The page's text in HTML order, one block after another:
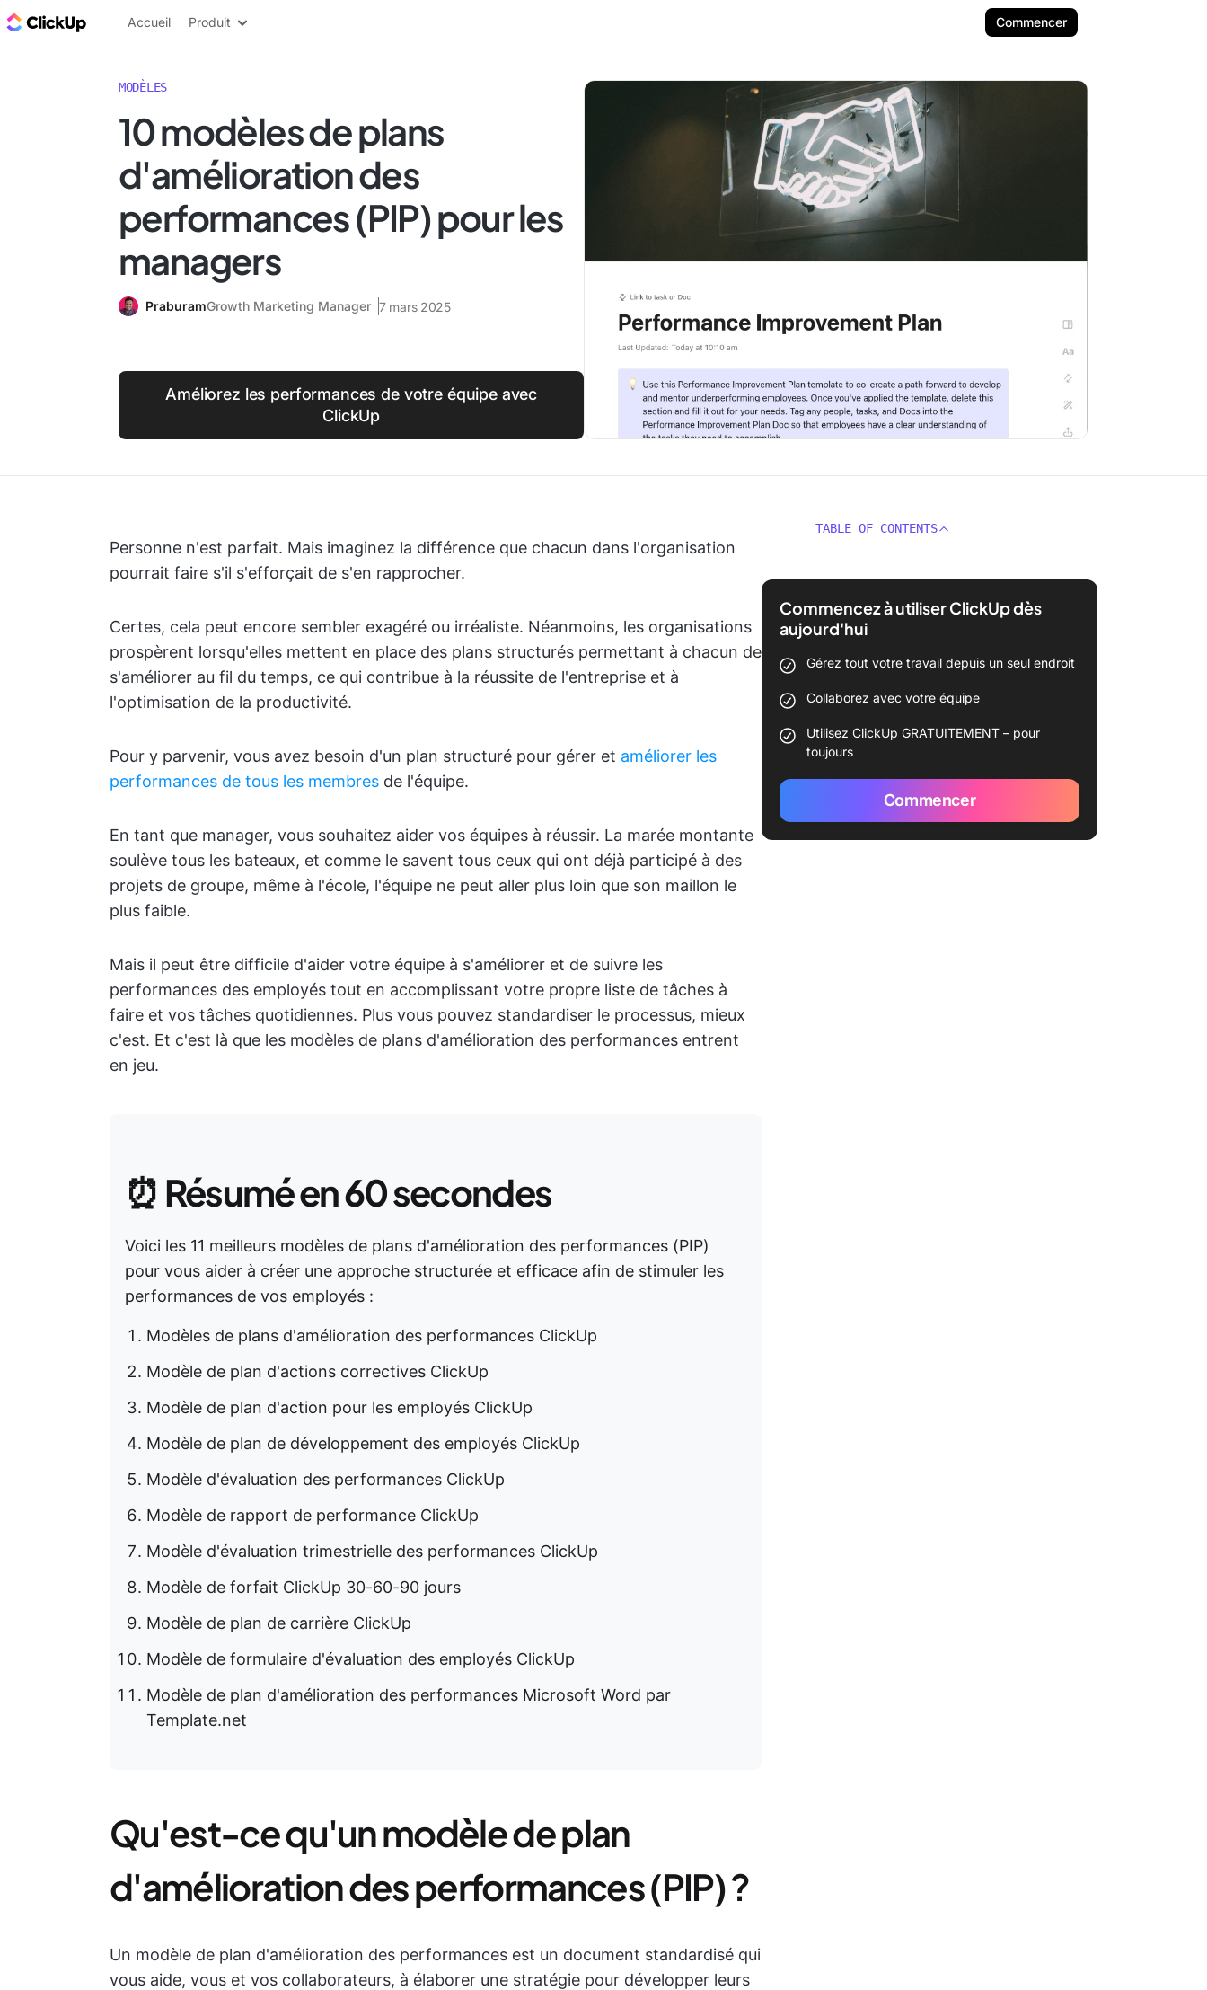
ClickUp Blog
Accueil Produit Commencer
MODÈLES
10 modèles de plans
d'amélioration des
performances (PIP) pour les
managers
PraburamGrowth Marketing Manager 7 mars 2025
Améliorez les performances de votre équipe avec
ClickUp
Personne n'est parfait. Mais imaginez la différence que chacun dans l'organisation
pourrait faire s'il s'efforçait de s'en rapprocher.
Certes, cela peut encore sembler exagéré ou irréaliste. Néanmoins, les organisations
prospèrent lorsqu'elles mettent en place des plans structurés permettant à chacun de
s'améliorer au fil du temps, ce qui contribue à la réussite de l'entreprise et à
l'optimisation de la productivité.
Pour y parvenir, vous avez besoin d'un plan structuré pour gérer et améliorer les
performances de tous les membres de l'équipe.
En tant que manager, vous souhaitez aider vos équipes à réussir. La marée montante
soulève tous les bateaux, et comme le savent tous ceux qui ont déjà participé à des
projets de groupe, même à l'école, l'équipe ne peut aller plus loin que son maillon le
plus faible.
Mais il peut être difficile d'aider votre équipe à s'améliorer et de suivre les
performances des employés tout en accomplissant votre propre liste de tâches à
faire et vos tâches quotidiennes. Plus vous pouvez standardiser le processus, mieux
c'est. Et c'est là que les modèles de plans d'amélioration des performances entrent
en jeu.
⏰ Résumé en 60 secondes
Voici les 11 meilleurs modèles de plans d'amélioration des performances (PIP)
pour vous aider à créer une approche structurée et efficace afin de stimuler les
performances de vos employés :
Modèles de plans d'amélioration des performances ClickUp
Modèle de plan d'actions correctives ClickUp
Modèle de plan d'action pour les employés ClickUp
Modèle de plan de développement des employés ClickUp
Modèle d'évaluation des performances ClickUp
Modèle de rapport de performance ClickUp
Modèle d'évaluation trimestrielle des performances ClickUp
Modèle de forfait ClickUp 30-60-90 jours
Modèle de plan de carrière ClickUp
Modèle de formulaire d'évaluation des employés ClickUp
Modèle de plan d'amélioration des performances Microsoft Word par
Template.net
Qu'est-ce qu'un modèle de plan
d'amélioration des performances (PIP) ?
Un modèle de plan d'amélioration des performances est un document standardisé qui
vous aide, vous et vos collaborateurs, à élaborer une stratégie pour développer leurs
TABLE OF CONTENTS
Commencez à utiliser ClickUp dès
aujourd'hui
Gérez tout votre travail depuis un seul endroit
Collaborez avec votre équipe
Utilisez ClickUp GRATUITEMENT – pour
toujours
Commencer